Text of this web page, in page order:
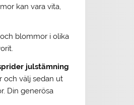
kan vara vita,
blommor i olika
julstämning
och välj sedan ut
Din generösa